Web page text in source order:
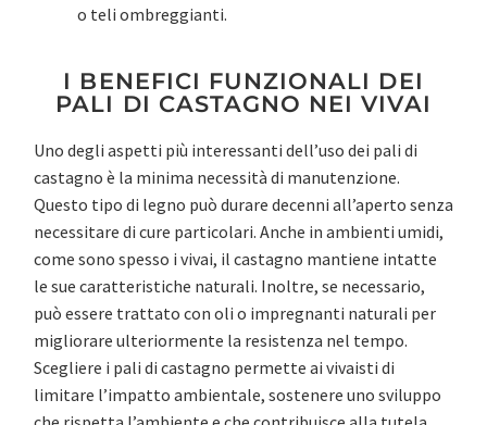
o teli ombreggianti.
I BENEFICI FUNZIONALI DEI
PALI DI CASTAGNO NEI VIVAI
Uno degli aspetti più interessanti dell’uso dei pali di
castagno è la minima necessità di manutenzione.
Questo tipo di legno può durare decenni all’aperto senza
necessitare di cure particolari. Anche in ambienti umidi,
come sono spesso i vivai, il castagno mantiene intatte
le sue caratteristiche naturali. Inoltre, se necessario,
può essere trattato con oli o impregnanti naturali per
migliorare ulteriormente la resistenza nel tempo.
Scegliere i pali di castagno permette ai vivaisti di
limitare l’impatto ambientale, sostenere uno sviluppo